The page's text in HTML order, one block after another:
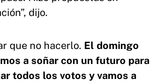
dijo.
que no hacerlo. El domingo
a soñar con un futuro para
todos los votos y vamos a